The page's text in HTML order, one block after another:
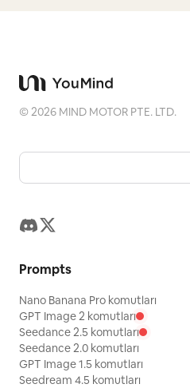
©2026 MIND MOTOR PTE. LTD.
Prompts
Nano Banana Pro komutları
GPT Image 2 komutları
Seedance 2.5 komutları
Seedance 2.0 komutları
GPT Image 1.5 komutları
Seedream 4.5 komutları